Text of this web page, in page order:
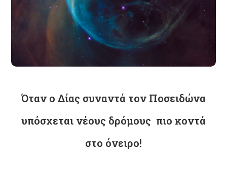
Όταν ο Δίας συναντά τον Ποσειδώνα
υπόσχεται νέους δρόμους πιο κοντά
στο όνειρο!